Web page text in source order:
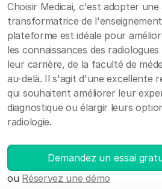
Choisir Medicai, c'est adopter
transformatrice de
plateforme est idéale pour
les connaissances des
leur carrière, de la faculté de
au-delà. Il s'agit d'une excellente
qui souhaitent améliorer leur
diagnostique ou élargir leurs
radiologie.
Demandez un essai
ou Réservez une démo